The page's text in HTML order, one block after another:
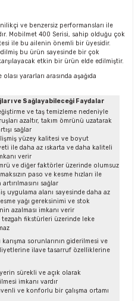
ve benzersiz performansları ile
Mobilmet 400 Serisi, sahip olduğu çok
ile bu ailenin önemli bir üyesidir.
bu ürün sayesinde bir çok
etkin bir ürün elde edilmiştir.
yararları arasında aşağıda
ve Sağlayabileceği Faydalar
ve taş temizleme nedeniyle
azaltır, takım ömrünü uzatarak
sağlar
yüzey kalitesi ve boyut
ile daha az ıskarta ve daha kaliteli
verir
ve diğer faktörler üzerinde olumsuz
paso ve kesme hızları ile
sağlar
uygulama alanı sayesinde daha az
yağı gereksinimi ve stok
azalması imkanı verir
tezgah fikstürleri üzerinde leke
karışma sorunlarının giderilmesi ve
ilave tasarruf özelliklerine
sürekli ve açık olarak
imkanı vardır
ve konforlu bir çalışma ortamı